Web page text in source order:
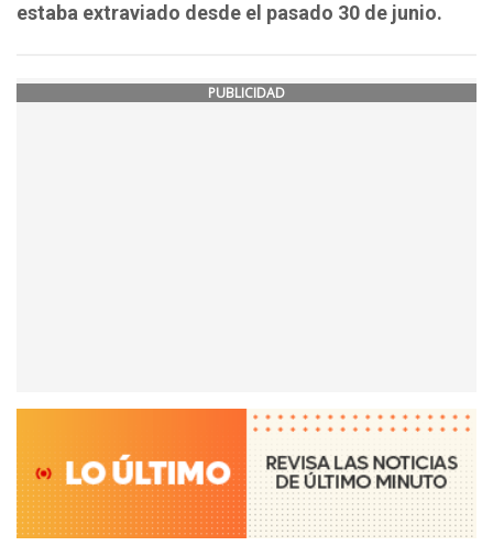
estaba extraviado desde el pasado 30 de junio.
PUBLICIDAD